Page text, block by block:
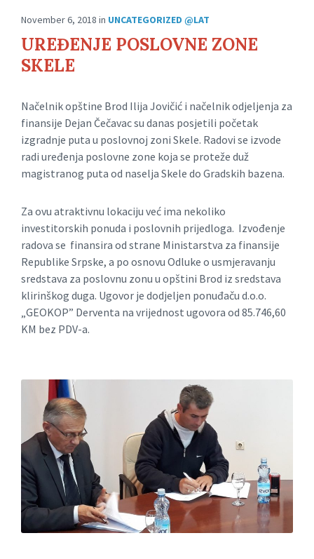
November 6, 2018 in UNCATEGORIZED @LAT
UREĐENJE POSLOVNE ZONE
SKELE
Načelnik opštine Brod Ilija Jovičić i načelnik odjeljenja za
finansije Dejan Čečavac su danas posjetili početak
izgradnje puta u poslovnoj zoni Skele. Radovi se izvode
radi uređenja poslovne zone koja se proteže duž
magistranog puta od naselja Skele do Gradskih bazena.
Za ovu atraktivnu lokaciju već ima nekoliko
investitorskih ponuda i poslovnih prijedloga. Izvođenje
radova se finansira od strane Ministarstva za finansije
Republike Srpske, a po osnovu Odluke o usmjeravanju
sredstava za poslovnu zonu u opštini Brod iz sredstava
klirinškog duga. Ugovor je dodjeljen ponuđaču d.o.o.
„GEOKOP” Derventa na vrijednost ugovora od 85.746,60
KM bez PDV-a.